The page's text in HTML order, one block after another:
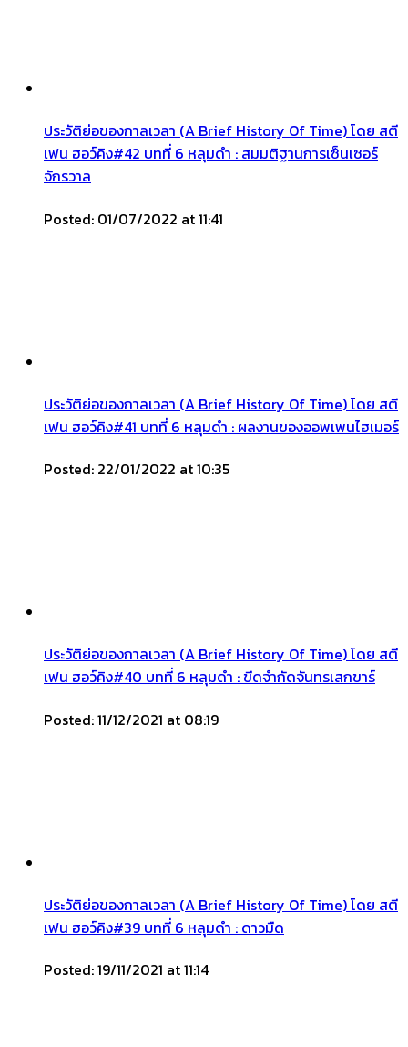
ประวัติย่อของกาลเวลา (A Brief History Of Time) โดย สตี
เฟน ฮอว์คิง#42 บทที่ 6 หลุมดำ : สมมติฐานการเซ็นเซอร์
จักรวาล
Posted: 01/07/2022 at 11:41
ประวัติย่อของกาลเวลา (A Brief History Of Time) โดย สตี
เฟน ฮอว์คิง#41 บทที่ 6 หลุมดำ : ผลงานของออพเพนไฮเมอร์
Posted: 22/01/2022 at 10:35
ประวัติย่อของกาลเวลา (A Brief History Of Time) โดย สตี
เฟน ฮอว์คิง#40 บทที่ 6 หลุมดำ : ขีดจำกัดจันทรเสกขาร์
Posted: 11/12/2021 at 08:19
ประวัติย่อของกาลเวลา (A Brief History Of Time) โดย สตี
เฟน ฮอว์คิง#39 บทที่ 6 หลุมดำ : ดาวมืด
Posted: 19/11/2021 at 11:14